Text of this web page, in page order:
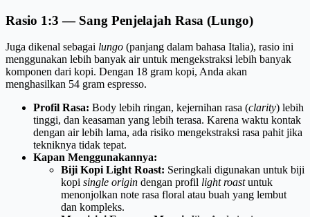
Rasio 1:3 — Sang Penjelajah Rasa (Lungo)
Juga dikenal sebagai lungo (panjang dalam bahasa Italia), rasio ini
menggunakan lebih banyak air untuk mengekstraksi lebih banyak
komponen dari kopi. Dengan 18 gram kopi, Anda akan
menghasilkan 54 gram espresso.
Profil Rasa: Body lebih ringan, kejernihan rasa (clarity) lebih
tinggi, dan keasaman yang lebih terasa. Karena waktu kontak
dengan air lebih lama, ada risiko mengekstraksi rasa pahit jika
tekniknya tidak tepat.
Kapan Menggunakannya:
Biji Kopi Light Roast: Seringkali digunakan untuk biji
kopi single origin dengan profil light roastuntuk
menonjolkan note rasa floral atau buah yang lembut
dan kompleks.